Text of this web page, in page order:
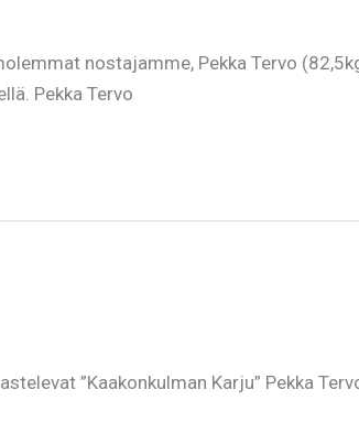
nostajamme, Pekka Tervo
Pekka Tervo
”Kaakonkulman Karju” Pekka